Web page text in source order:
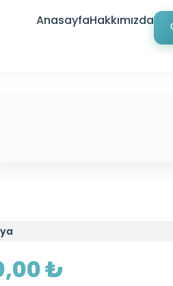
AnasayfaHakkımızda
₺